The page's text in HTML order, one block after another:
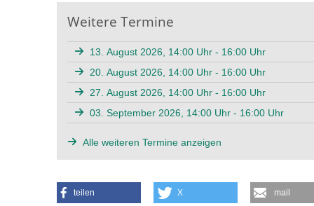
Weitere Termine
13. August 2026, 14:00 Uhr - 16:00 Uhr
20. August 2026, 14:00 Uhr - 16:00 Uhr
27. August 2026, 14:00 Uhr - 16:00 Uhr
03. September 2026, 14:00 Uhr - 16:00 Uhr
Alle weiteren Termine anzeigen
teilen X mail